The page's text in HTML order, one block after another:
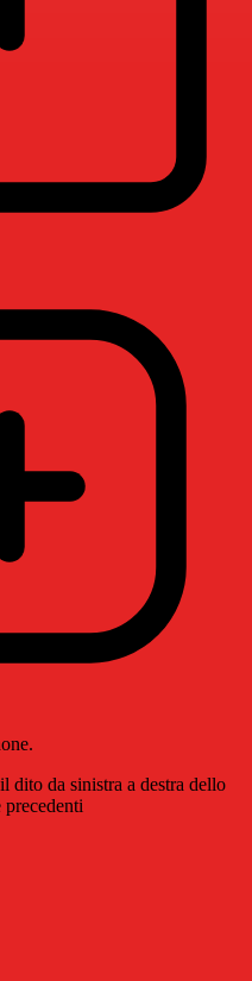
dito da sinistra a destra dello
precedenti